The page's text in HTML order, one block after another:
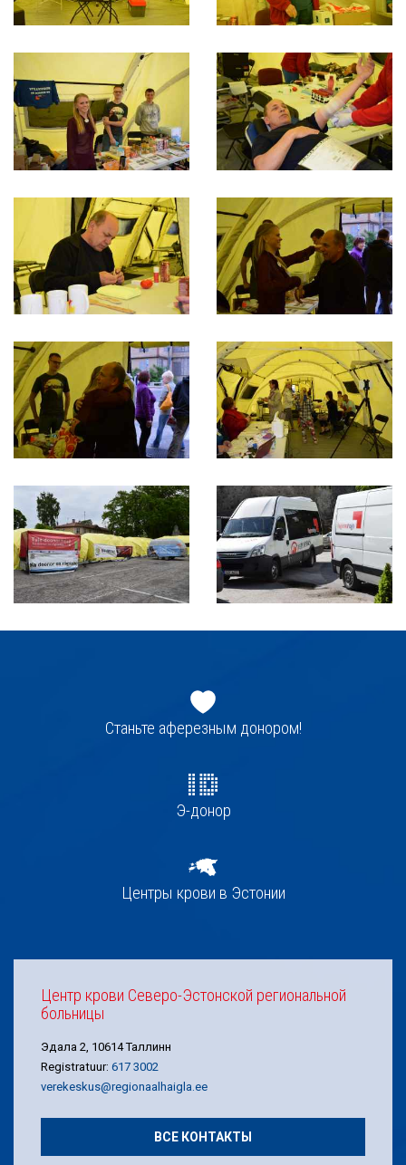
navigatsioonСтаньте аферезным донором!
Э-донор
Центры крови в Эстонии
Центр крови Северо-Эстонской региональной
больницы
Эдала 2, 10614 Таллинн
Registratuur: 617 3002
verekeskus@regionaalhaigla.ee
ВСЕ КОНТАКТЫ